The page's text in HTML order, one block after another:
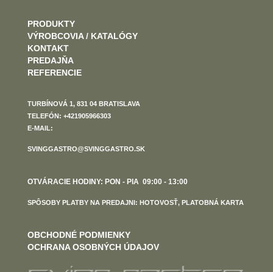
PRODUKTY
VÝROBCOVIA / KATALÓGY
KONTAKT
PREDAJŇA
REFERENCIE
TURBÍNOVÁ 1, 831 04 BRATISLAVA
TELEFÓN: +421905966303
E-MAIL:
SVINGGASTRO@SVINGGASTRO.SK
OTVÁRACIE HODINY: PON - PIA 09:00 - 13:00
SPÔSOBY PLATBY NA PREDAJNI: HOTOVOSŤ, PLATOBNÁ KARTA
OBCHODNÉ PODMIENKY
OCHRANA OSOBNÝCH ÚDAJOV